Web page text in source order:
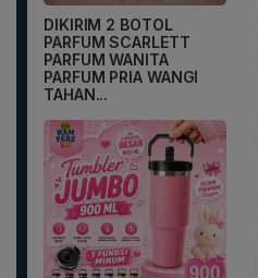
DIKIRIM 2 BOTOL
PARFUM SCARLETT
PARFUM WANITA
PARFUM PRIA WANGI
TAHAN...